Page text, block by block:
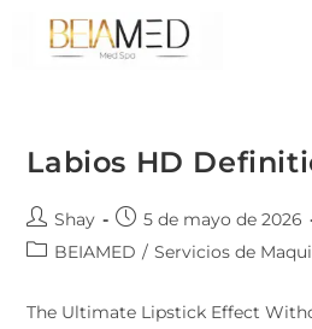
Labios HD
Shay
5 de mayo de 2026
BEIAMED / Servicios de
The Ultimate Lipstick Effect